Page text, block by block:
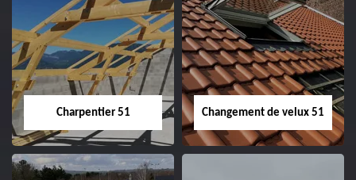
Entreprise de
couverture 51
Démoussage de
toiture 51
Charpentier 51 Changement de velux 51